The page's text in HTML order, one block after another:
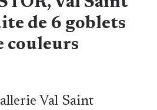
de 6 goblets
couleurs
Val Saint